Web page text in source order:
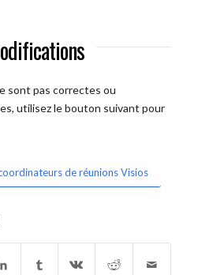
sont pas correctes ou
utilisez le bouton suivant pour
de réunions Visios